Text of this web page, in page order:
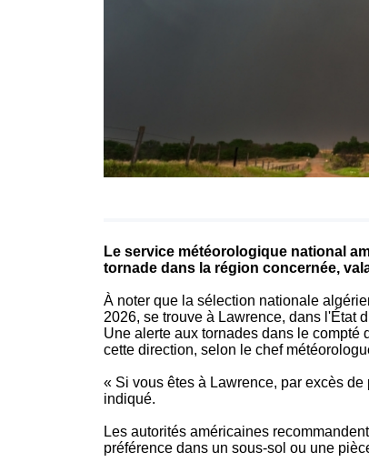
Le service météorologique national
tornade dans la région concernée,
À noter que la sélection nationale
2026, se trouve à Lawrence, dans l'État
Une alerte aux tornades dans le
cette direction, selon le chef
« Si vous êtes à Lawrence, par excès
indiqué.
Les autorités américaines
préférence dans un sous-sol ou une